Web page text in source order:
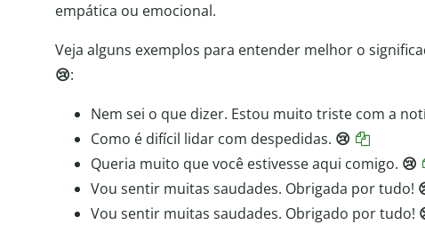
empática ou emocional.
Veja alguns exemplos para entender melhor o
😢:
Nem sei o que dizer. Estou muito triste com a
Como é difícil lidar com despedidas. 😢
Queria muito que você estivesse aqui comigo. 😢
Vou sentir muitas saudades. Obrigada por tudo!
Vou sentir muitas saudades. Obrigado por tudo!